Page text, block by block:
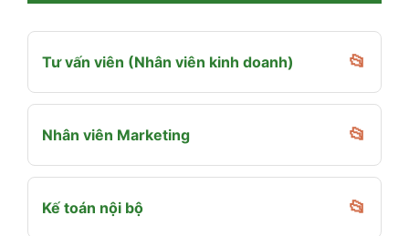
Tư vấn viên (Nhân viên kinh doanh)
Nhân viên Marketing
Kế toán nội bộ